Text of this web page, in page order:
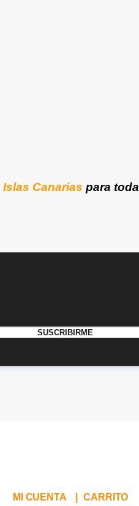
Islas Canarias para toda
MI CUENTA CARRITO